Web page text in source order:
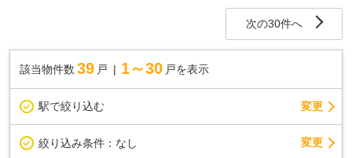
次の30件へ
該当物件数 39 戸 1～30 戸を表示
駅で絞り込む 変更
絞り込み条件： なし 変更